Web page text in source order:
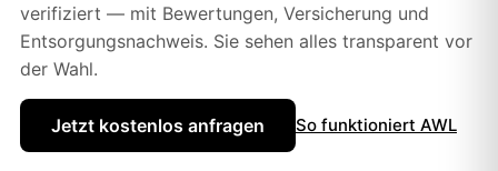
verifiziert — mit Bewertungen, Versicherung und
Entsorgungsnachweis. Sie sehen alles transparent vor
der Wahl.
Jetzt kostenlos anfragen So funktioniert AWL